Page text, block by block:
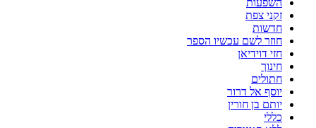
השפעות
זקני צפת
חדשות
חוזר לשם עכשיו הספר
חזי דוידיאן
חינוך
חתולים
יוסף אל דרור
יותם בן חורין
כללי